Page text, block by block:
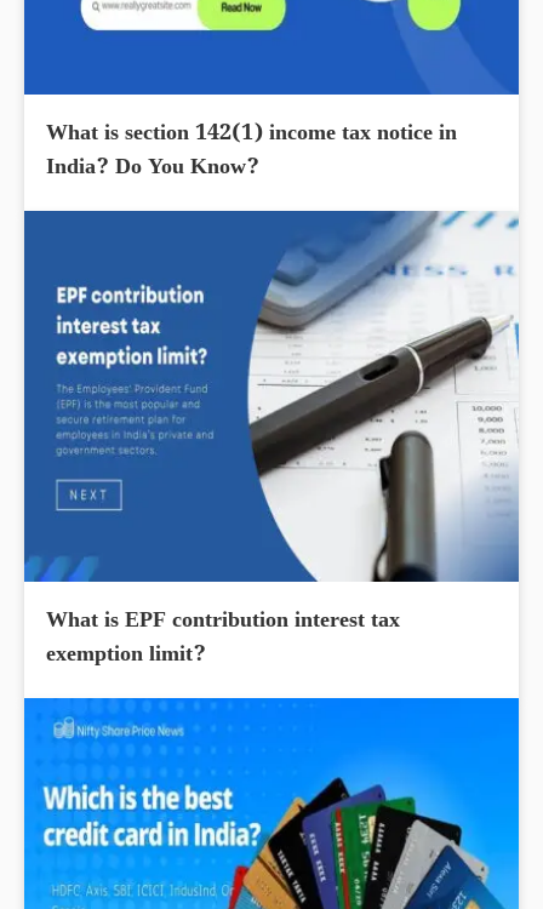
What is section 142(1) income tax notice in
India? Do You Know?
What is EPF contribution interest tax
exemption limit?